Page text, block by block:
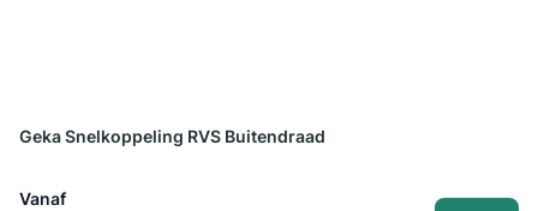
Geka Snelkoppeling RVS Buitendraad
Vanaf